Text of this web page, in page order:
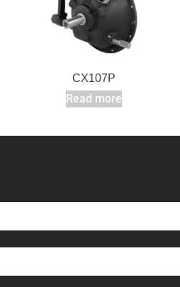
CX107P
Read more